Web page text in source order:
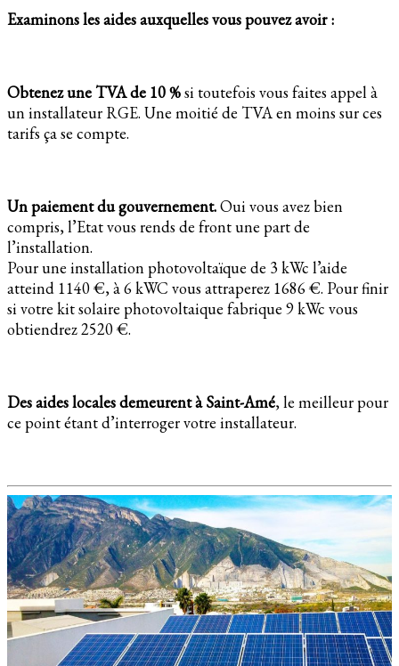
Examinons les aides auxquelles vous pouvez avoir :
Obtenez une TVA de 10 %si toutefois vous faites appel à
un installateur RGE. Une moitié de TVA en moins sur ces
tarifs ça se compte.
Un paiement du gouvernement.Oui vous avez bien
compris, l’Etat vous rends de front une part de
l’installation.
Pour une installation photovoltaïque de 3 kWc l’aide
atteind 1140 €, à 6 kWC vous attraperez 1686 €. Pour finir
si votre kit solaire photovoltaique fabrique 9 kWc vous
obtiendrez 2520 €.
Des aides locales demeurent à Saint-Amé, le meilleur pour
ce point étant d’interroger votre installateur.